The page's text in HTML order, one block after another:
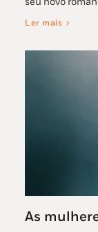
Ler mais
As